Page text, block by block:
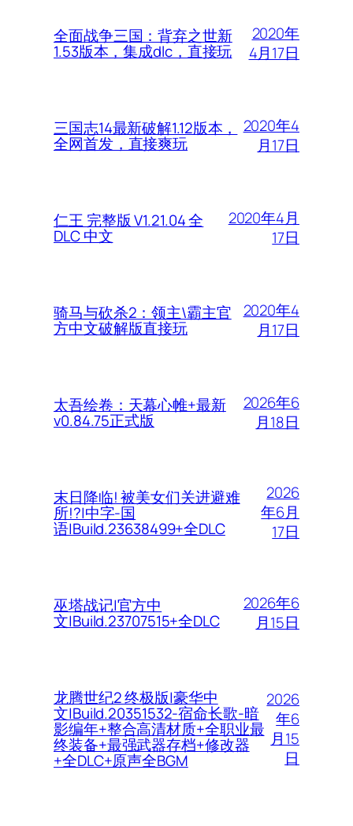
全面战争三国：背弃之世新
1.53版本，集成dlc，直接玩
2020年
4月17日
三国志14最新破解1.12版本，
全网首发，直接爽玩
2020年4
月17日
仁王 完整版 V1.21.04 全
DLC 中文
2020年4月
17日
骑马与砍杀2：领主\霸主官
方中文破解版直接玩
2020年4
月17日
太吾绘卷：天幕心帷+最新
v0.84.75正式版
2026年6
月18日
末日降临! 被美女们关进避难
所!?|中字-国
语|Build.23638499+全DLC
2026
年6月
17日
巫塔战记|官方中
文|Build.23707515+全DLC
2026年6
月15日
龙腾世纪2 终极版|豪华中
文|Build.20351532-宿命长歌-暗
影编年+整合高清材质+全职业最
终装备+最强武器存档+修改器
+全DLC+原声全BGM
2026
年6
月15
日